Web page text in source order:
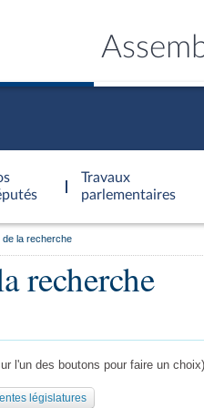
Travaux
parlementaires
de la recherche
recherche
l'un des boutons pour faire un choix)
législatures